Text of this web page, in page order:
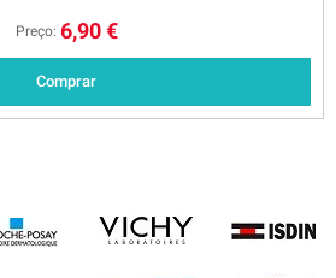
Preço: 6,90 €
Comprar